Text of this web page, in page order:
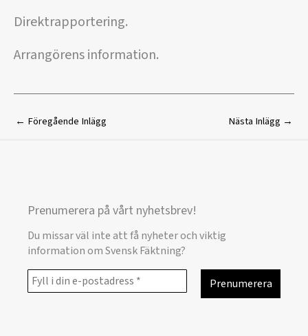
Direktrapportering.
Arrangörens information.
← Föregående Inlägg Nästa Inlägg →
Prenumerera på vårt nyhetsbrev!
Du missar väl inte att få nyheter och viktig
information om Svensk Fäktning?